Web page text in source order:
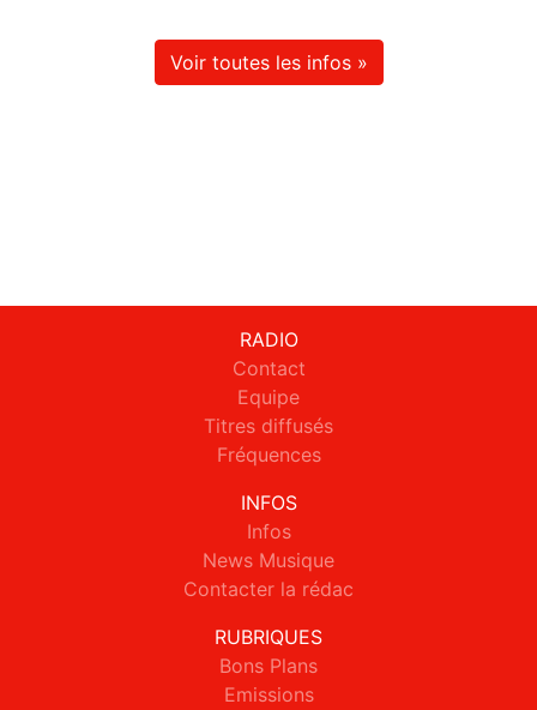
Voir toutes les infos »
RADIO
Contact
Equipe
Titres diffusés
Fréquences
INFOS
Infos
News Musique
Contacter la rédac
RUBRIQUES
Bons Plans
Emissions